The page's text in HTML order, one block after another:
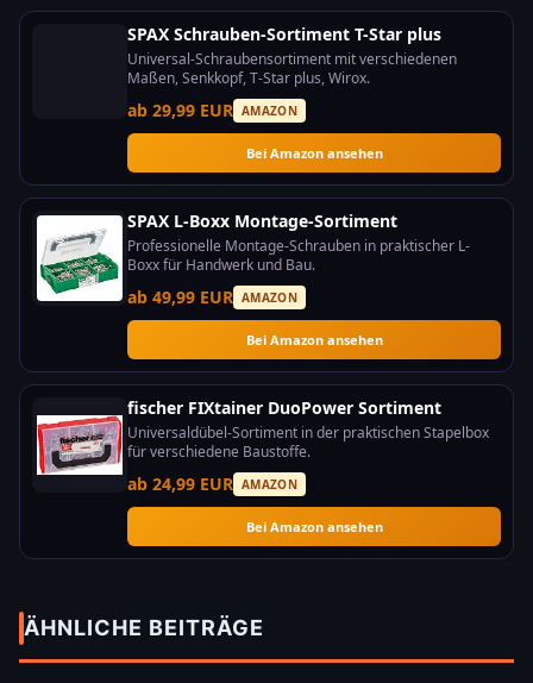
SPAX Schrauben-Sortiment T-Star plus
Universal-Schraubensortiment mit verschiedenen
Maßen, Senkkopf, T-Star plus, Wirox.
ab 29,99 EUR AMAZON
Bei Amazon ansehen
SPAX L-Boxx Montage-Sortiment
Professionelle Montage-Schrauben in praktischer L-
Boxx für Handwerk und Bau.
ab 49,99 EUR AMAZON
Bei Amazon ansehen
fischer FIXtainer DuoPower Sortiment
Universaldübel-Sortiment in der praktischen Stapelbox
für verschiedene Baustoffe.
ab 24,99 EUR AMAZON
Bei Amazon ansehen
ÄHNLICHE BEITRÄGE